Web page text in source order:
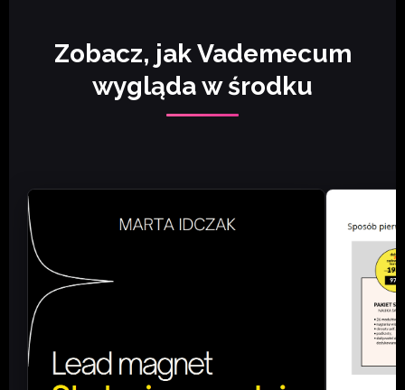
Zobacz, jak Vademecum
wygląda w środku